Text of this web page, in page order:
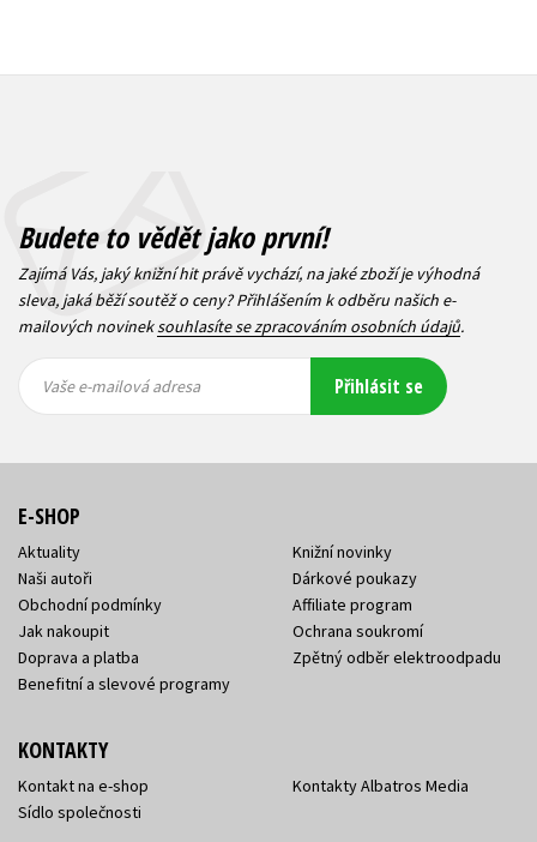
Budete to vědět jako první!
Zajímá Vás, jaký knižní hit právě vychází, na jaké zboží je výhodná
sleva, jaká běží soutěž o ceny? Přihlášením k odběru našich e-
mailových novineksouhlasíte se zpracováním osobních údajů.
mailová
mailová
Vaše e-mailová adresa Přihlásit se
E-SHOP
Aktuality
Naši autoři
Obchodní podmínky
Jak nakoupit
Doprava a platba
Benefitní a slevové programy
Knižní novinky
Dárkové poukazy
Affiliate program
Ochrana soukromí
Zpětný odběr elektroodpadu
KONTAKTY
Kontakt na e-shop
Sídlo společnosti
Kontakty Albatros Media